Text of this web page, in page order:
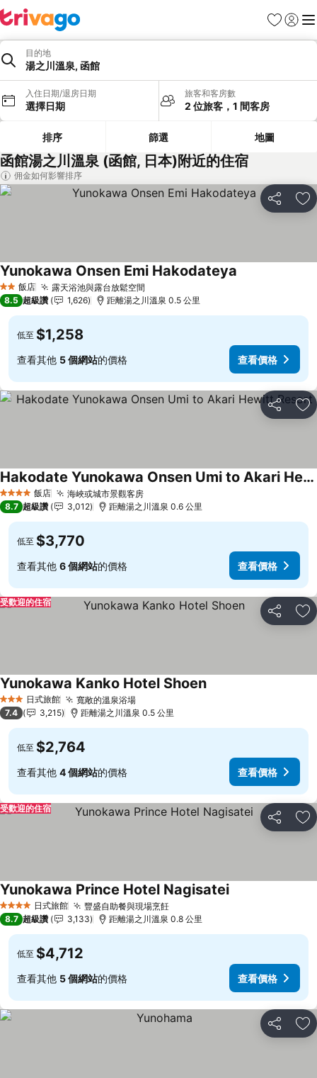
我的最愛
登入 選
目的地
湯之川溫泉, 函館
入住日期/退房日期
選擇日期
旅客和客房數
2 位旅客，1 間客房
排序 篩選 地圖
函館湯之川溫泉 (函館, 日本)附近的住宿
佣金如何影響排序
分享 加
2 星級飯店 露天浴池與露台放鬆空間
Yunokawa Onsen Emi Hakodateya
8.5 超級讚 1,626 距離湯之川溫泉 0.5 公里
低至 $1,258
查看其他 5 個網站的價格 查看價格
分享 加
4 星級 飯店 海峽或城市景觀客房
Hakodate Yunokawa Onsen Umi to Akari Hewitt Resort
8.7 超級讚 3,012 距離湯之川溫泉 0.6 公里
低至 $3,770
查看其他 6 個網站的價格 查看價格
分享 加
受歡迎的住宿
3 星級 日式旅館 寬敞的溫泉浴場
Yunokawa Kanko Hotel Shoen
7.4 3,215 距離湯之川溫泉 0.5 公里
低至 $2,764
查看其他 4 個網站的價格 查看價格
分享 加
受歡迎的住宿
4 星級 日式旅館 豐盛自助餐與現場烹飪
Yunokawa Prince Hotel Nagisatei
8.7 超級讚 3,133 距離湯之川溫泉 0.8 公里
低至 $4,712
查看其他 5 個網站的價格 查看價格
分享 加